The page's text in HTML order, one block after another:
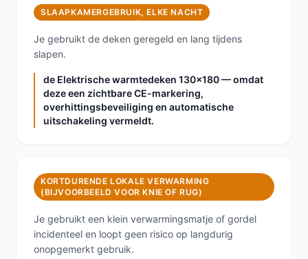
SLAAPKAMERGEBRUIK, ELKE NACHT
Je gebruikt de deken geregeld en lang tijdens
slapen.
de Elektrische warmtedeken 130x180 — omdat
deze een zichtbare CE-markering,
overhittingsbeveiliging en automatische
uitschakeling vermeldt.
KORTDURENDE LOKALE VERWARMING
(BIJVOORBEELD VOOR KNIE OF RUG)
Je gebruikt een klein verwarmingsmatje of gordel
incidenteel en loopt geen risico op langdurig
onopgemerkt gebruik.